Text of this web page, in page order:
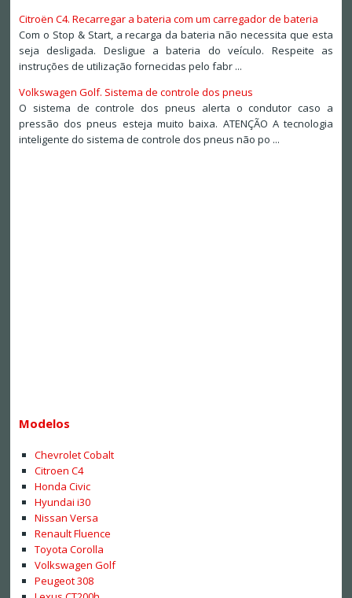
Citroën C4. Recarregar a bateria com um carregador de bateria
Com o Stop & Start, a recarga da bateria não necessita que esta
seja desligada. Desligue a bateria do veículo. Respeite as
instruções de utilização fornecidas pelo fabr ...
Volkswagen Golf. Sistema de controle dos pneus
O sistema de controle dos pneus alerta o condutor caso a
pressão dos pneus esteja muito baixa. ATENÇÃO A tecnologia
inteligente do sistema de controle dos pneus não po ...
Modelos
Chevrolet Cobalt
Citroen C4
Honda Civic
Hyundai i30
Nissan Versa
Renault Fluence
Toyota Corolla
Volkswagen Golf
Peugeot 308